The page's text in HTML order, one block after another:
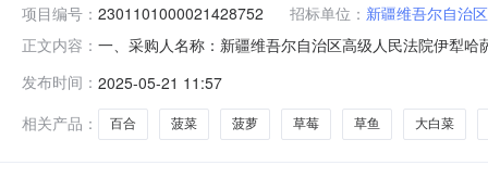
项目编号： 2301101000021428752 招标单位： 新疆维吾尔自治
正文内容： 一、采购人名称：新疆维吾尔自治区高级人民法院伊犁
他畜牧业产品详见附件公斤1.029970.7429970.74服务
发布时间： 2025-05-21 11:57
相关产品：
百合 菠菜 菠萝 草莓 草鱼 大白菜